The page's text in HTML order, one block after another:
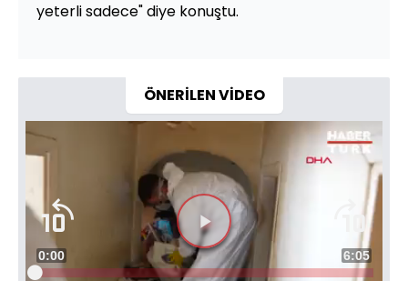
yeterli sadece" diye konuştu.
ÖNERİLEN VİDEO
Videoyu
Oynat
Süre
0:00 Toplam
6:05
Yüklendi: